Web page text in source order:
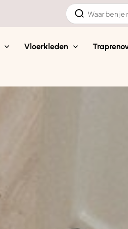
Zoeken
naar:
Vloerkleden